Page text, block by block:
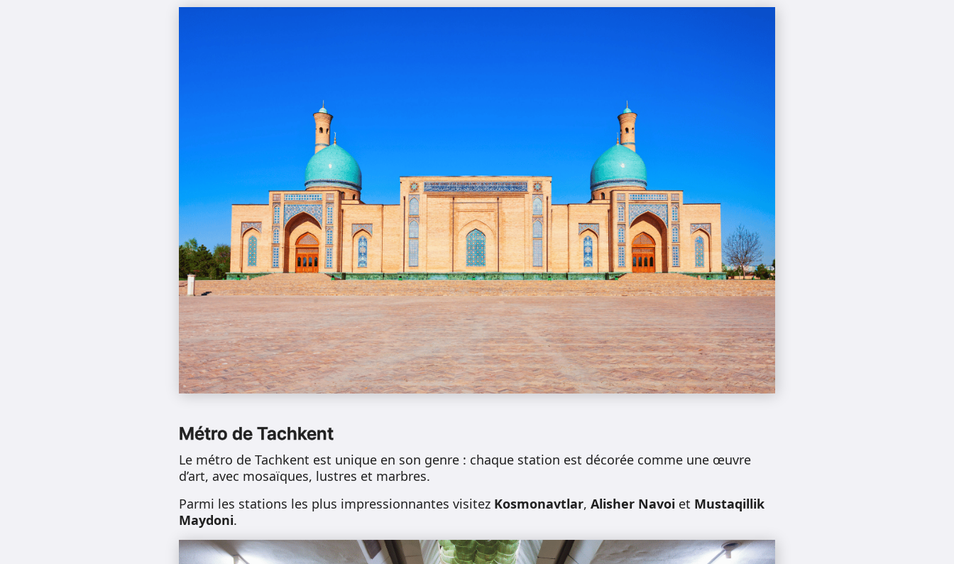
Métro de Tachkent
Le métro de Tachkent est unique en son genre : chaque station est décorée comme une œuvre
d’art, avec mosaïques, lustres et marbres.
Parmi les stations les plus impressionnantes visitez Kosmonavtlar, Alisher Navoi et Mustaqillik
Maydoni.